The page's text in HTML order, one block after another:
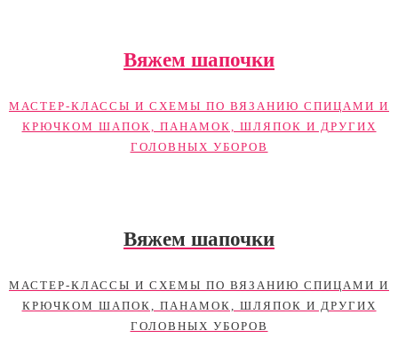
Вяжем шапочки
МАСТЕР-КЛАССЫ И СХЕМЫ ПО ВЯЗАНИЮ СПИЦАМИ И
КРЮЧКОМ ШАПОК, ПАНАМОК, ШЛЯПОК И ДРУГИХ
ГОЛОВНЫХ УБОРОВ
Вяжем шапочки
МАСТЕР-КЛАССЫ И СХЕМЫ ПО ВЯЗАНИЮ СПИЦАМИ И
КРЮЧКОМ ШАПОК, ПАНАМОК, ШЛЯПОК И ДРУГИХ
ГОЛОВНЫХ УБОРОВ